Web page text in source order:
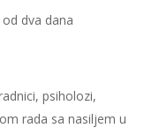
dva dana
psiholozi,
rada sa nasiljem u